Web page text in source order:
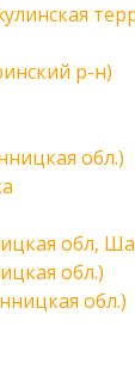
р-н)
обл.)
обл,
обл.)
обл.)